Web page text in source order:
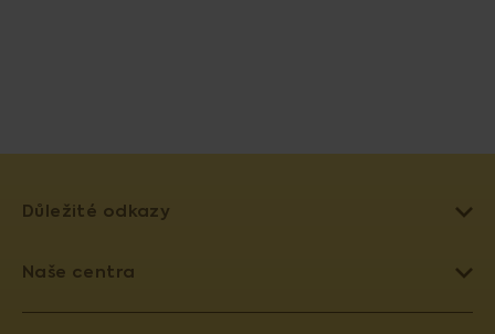
Důležité odkazy
Naše centra
PRAHA 4 - PRONATAL SANATORIUM